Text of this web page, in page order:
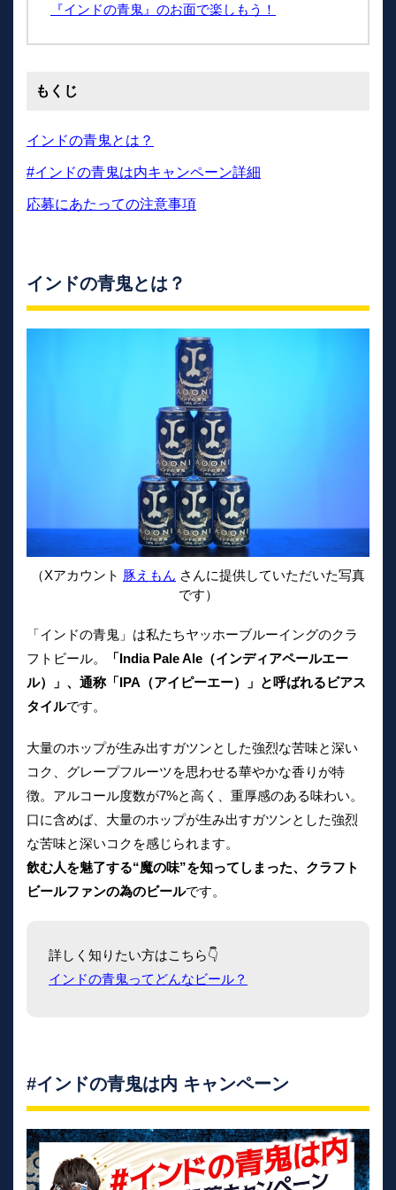
『インドの青鬼』のお面で楽しもう！
もくじ
インドの青鬼とは？
#インドの青鬼は内キャンペーン詳細
応募にあたっての注意事項
インドの青鬼とは？
（Xアカウント 豚えもん さんに提供していただいた写真
です）
「インドの青鬼」は私たちヤッホーブルーイングのクラ
フトビール。
「India Pale Ale（インディアペールエー
ル）」、通称「IPA（アイピーエー）」と呼ばれるビアス
タイルです。
大量のホップが生み出すガツンとした強烈な苦味と深い
コク、グレープフルーツを思わせる華やかな香りが特
徴。アルコール度数が7%と高く、重厚感のある味わい。
口に含めば、大量のホップが生み出すガツンとした強烈
な苦味と深いコクを感じられます。
飲む人を魅了する“魔の味”を知ってしまった、クラフト
ビールファンの為のビールです。
詳しく知りたい方はこちら👇
インドの青鬼ってどんなビール？
#インドの青鬼は内 キャンペーン